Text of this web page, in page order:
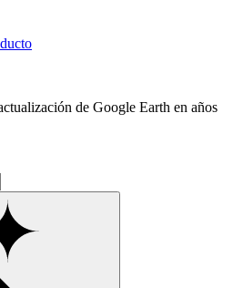
de Google Earth en años